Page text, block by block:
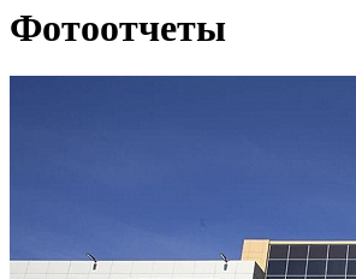
Фотоотчеты